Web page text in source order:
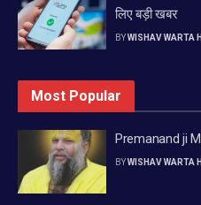
लिए बड़ी खबर
BYWISHAV WARTA
Most Popular
Premanand ji
BYWISHAV WARTA